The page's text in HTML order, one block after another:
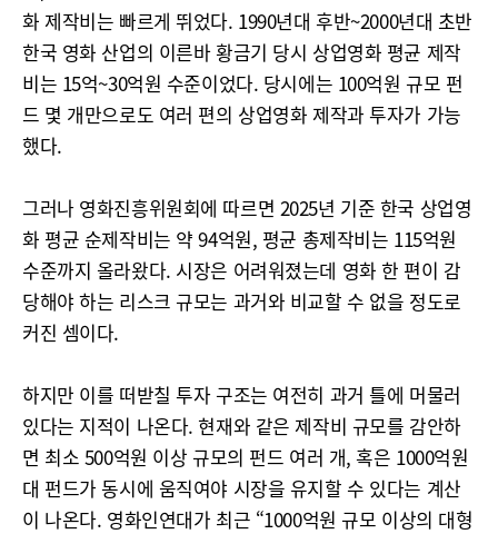
화 제작비는 빠르게 뛰었다. 1990년대 후반~2000년대 초반
한국 영화 산업의 이른바 황금기 당시 상업영화 평균 제작
비는 15억~30억원 수준이었다. 당시에는 100억원 규모 펀
드 몇 개만으로도 여러 편의 상업영화 제작과 투자가 가능
했다.
그러나 영화진흥위원회에 따르면 2025년 기준 한국 상업영
화 평균 순제작비는 약 94억원, 평균 총제작비는 115억원
수준까지 올라왔다. 시장은 어려워졌는데 영화 한 편이 감
당해야 하는 리스크 규모는 과거와 비교할 수 없을 정도로
커진 셈이다.
하지만 이를 떠받칠 투자 구조는 여전히 과거 틀에 머물러
있다는 지적이 나온다. 현재와 같은 제작비 규모를 감안하
면 최소 500억원 이상 규모의 펀드 여러 개, 혹은 1000억원
대 펀드가 동시에 움직여야 시장을 유지할 수 있다는 계산
이 나온다. 영화인연대가 최근 “1000억원 규모 이상의 대형